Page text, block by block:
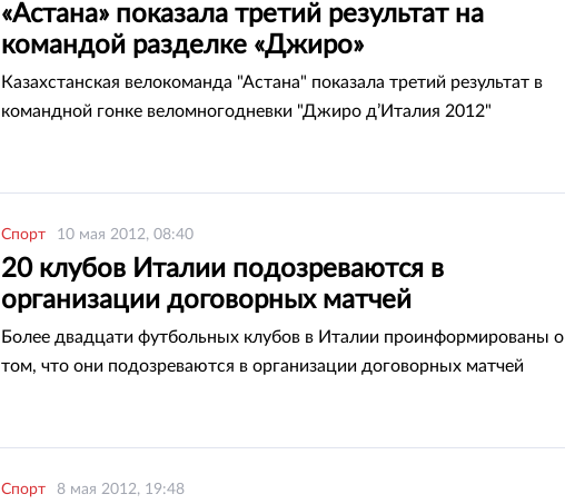
«Астана» показала третий результат на
командой разделке «Джиро»
Казахстанская велокоманда "Астана" показала третий результат в
командной гонке веломногодневки "Джиро д’Италия 2012"
Спорт 10 мая 2012, 08:40
20 клубов Италии подозреваются в
организации договорных матчей
Более двадцати футбольных клубов в Италии проинформированы о
том, что они подозреваются в организации договорных матчей
Спорт 8 мая 2012, 19:48